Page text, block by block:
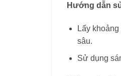
Hướng dẫn
Lấy
sâu.
Sử dụng